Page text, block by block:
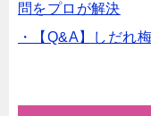
問をプロが解決
・【Q&A】しだれ